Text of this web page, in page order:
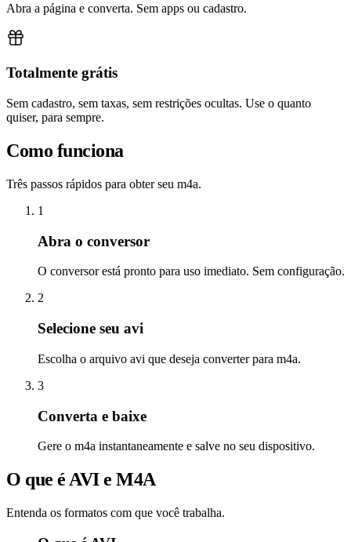
Abra a página e converta. Sem apps ou cadastro.
Totalmente grátis
Sem cadastro, sem taxas, sem restrições ocultas. Use o quanto
quiser, para sempre.
Como funciona
Três passos rápidos para obter seu m4a.
1
Abra o conversor
O conversor está pronto para uso imediato. Sem configuração.
2
Selecione seu avi
Escolha o arquivo avi que deseja converter para m4a.
3
Converta e baixe
Gere o m4a instantaneamente e salve no seu dispositivo.
O que é AVI e M4A
Entenda os formatos com que você trabalha.